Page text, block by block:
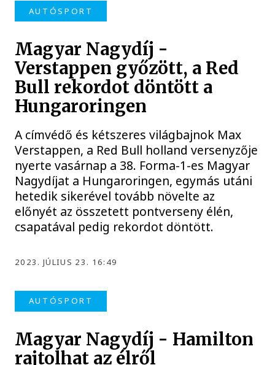
AUTÓSPORT
Magyar Nagydíj -
Verstappen győzött, a Red
Bull rekordot döntött a
Hungaroringen
A címvédő és kétszeres világbajnok Max
Verstappen, a Red Bull holland versenyzője
nyerte vasárnap a 38. Forma-1-es Magyar
Nagydíjat a Hungaroringen, egymás utáni
hetedik sikerével tovább növelte az
előnyét az összetett pontverseny élén,
csapatával pedig rekordot döntött.
2023. JÚLIUS 23. 16:49
AUTÓSPORT
Magyar Nagydíj - Hamilton
rajtolhat az élről